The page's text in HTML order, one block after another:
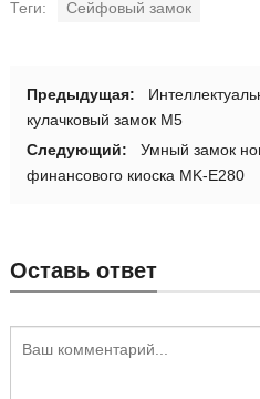
Теги: Сейфовый замок
Предыдущая:
кулачковый замок M5
Следующий:
Умный замок
финансового киоска MK-E280
Оставь ответ